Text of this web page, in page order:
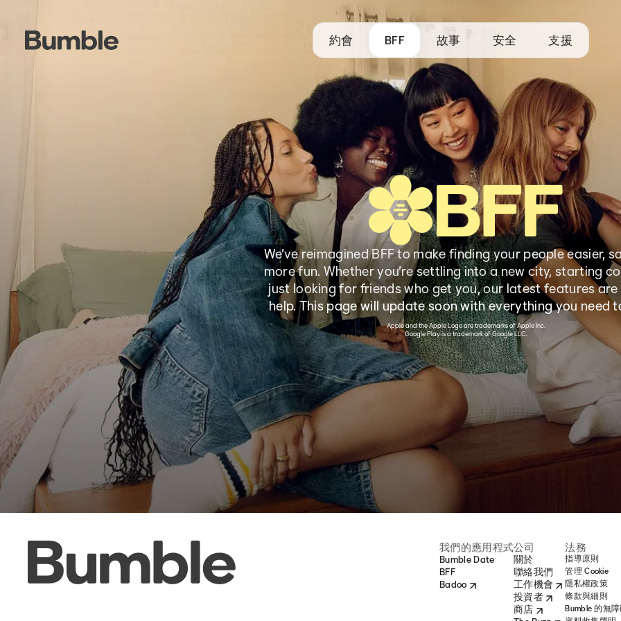
約會 BFF 故事 安全 支援
We’ve reimagined BFF to make finding your people easier,
more fun. Whether you’re settling into a new city, starting
just looking for friends who get you, our latest features
help. This page will update soon with everything you need
Apple and the Apple Logo are trademarks of Apple Inc.
Google Play is a trademark of Google LLC.
我們的應用程式
Bumble Date
BFF
Badoo
公司
關於
聯絡我們
工作機會
投資者
商店
法務
指導原則
管理 Cookie
隱私權政策
條款與細則
Bumble 的無